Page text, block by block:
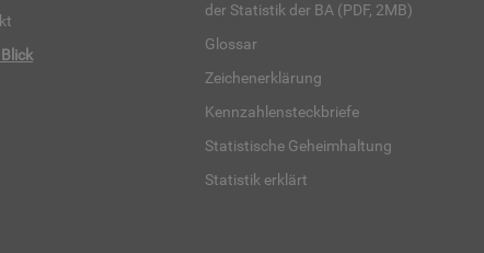
der Sta­tis­tik der BA (PDF, 2MB)
Glos­sar
Zei­chen­er­klä­rung
Kenn­zah­len­steck­brie­fe
Sta­tis­ti­sche Ge­heim­hal­tung
Sta­tis­tik er­klärt